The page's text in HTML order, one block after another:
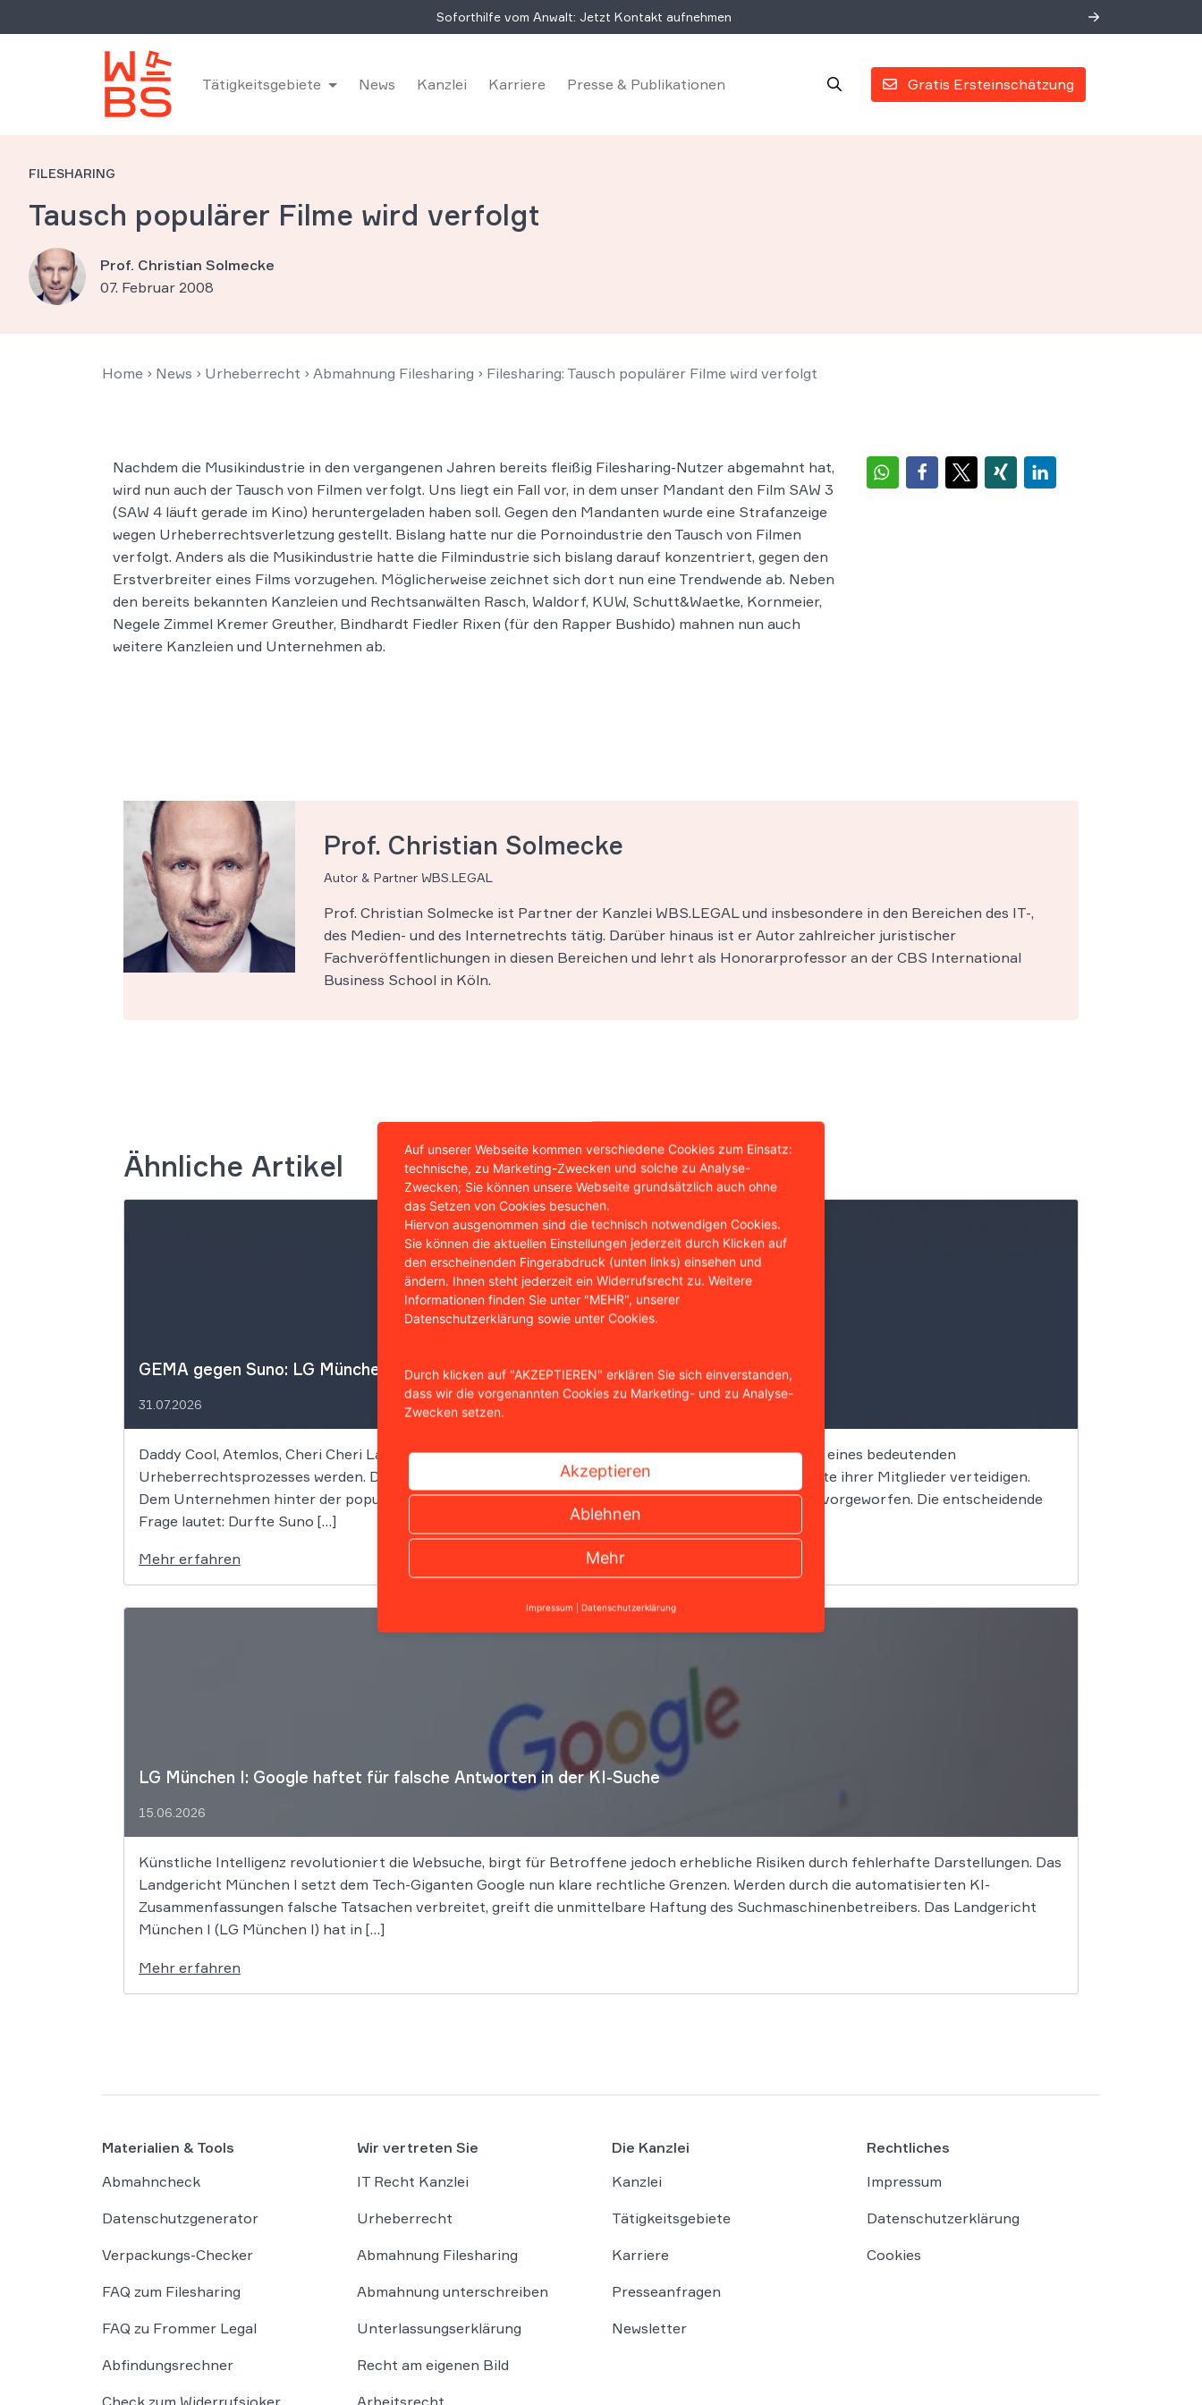
Soforthilfe vom Anwalt: Jetzt Kontakt aufnehmen
Gratis Ersteinschätzung
Tätigkeitsgebiete News Kanzlei Karriere Presse & Publikationen
FILESHARING
Tausch populärer Filme wird verfolgt
Prof. Christian Solmecke
07. Februar 2008
Home › News › Urheberrecht › Abmahnung Filesharing › Filesharing: Tausch populärer Filme wird verfolgt
Nachdem die Musikindustrie in den vergangenen Jahren bereits fleißig Filesharing-Nutzer abgemahnt hat,
wird nun auch der Tausch von Filmen verfolgt. Uns liegt ein Fall vor, in dem unser Mandant den Film SAW 3
(SAW 4 läuft gerade im Kino) heruntergeladen haben soll. Gegen den Mandanten wurde eine Strafanzeige
wegen Urheberrechtsverletzung gestellt. Bislang hatte nur die Pornoindustrie den Tausch von Filmen
verfolgt. Anders als die Musikindustrie hatte die Filmindustrie sich bislang darauf konzentriert, gegen den
Erstverbreiter eines Films vorzugehen. Möglicherweise zeichnet sich dort nun eine Trendwende ab. Neben
den bereits bekannten Kanzleien und Rechtsanwälten Rasch, Waldorf, KUW, Schutt&Waetke, Kornmeier,
Negele Zimmel Kremer Greuther, Bindhardt Fiedler Rixen (für den Rapper Bushido) mahnen nun auch
weitere Kanzleien und Unternehmen ab.
Prof. Christian Solmecke
Autor & Partner WBS.LEGAL
Prof. Christian Solmecke ist Partner der Kanzlei WBS.LEGAL und insbesondere in den Bereichen des IT-,
des Medien- und des Internetrechts tätig. Darüber hinaus ist er Autor zahlreicher juristischer
Fachveröffentlichungen in diesen Bereichen und lehrt als Honorarprofessor an der CBS International
Business School in Köln.
Ähnliche Artikel
GEMA gegen Suno: LG München I fällt wegweisendes Urteil
31.07.2026
Daddy Cool, Atemlos, Cheri Cheri Lady und viele weitere zeitlose Klassiker könnten nun zum Zentrum eines bedeutenden
Urheberrechtsprozesses werden. Die GEMA klagt gegen das KI-Unternehmen Suno und will die Rechte ihrer Mitglieder verteidigen.
Dem Unternehmen hinter der populären KI-Musik-App werden massive Urheberrechtsverletzungen vorgeworfen. Die entscheidende
Frage lautet: Durfte Suno […]
Mehr erfahren
LG München I: Google haftet für falsche Antworten in der KI-Suche
15.06.2026
Künstliche Intelligenz revolutioniert die Websuche, birgt für Betroffene jedoch erhebliche Risiken durch fehlerhafte Darstellungen. Das
Landgericht München I setzt dem Tech-Giganten Google nun klare rechtliche Grenzen. Werden durch die automatisierten KI-
Zusammenfassungen falsche Tatsachen verbreitet, greift die unmittelbare Haftung des Suchmaschinenbetreibers. Das Landgericht
München I (LG München I) hat in […]
Mehr erfahren
Materialien & Tools
Abmahncheck
Datenschutzgenerator
Verpackungs-Checker
FAQ zum Filesharing
FAQ zu Frommer Legal
Abfindungsrechner
Check zum Widerrufsjoker
Wir vertreten Sie
IT Recht Kanzlei
Urheberrecht
Abmahnung Filesharing
Abmahnung unterschreiben
Unterlassungserklärung
Recht am eigenen Bild
Arbeitsrecht
Die Kanzlei
Kanzlei
Tätigkeitsgebiete
Karriere
Presseanfragen
Newsletter
Rechtliches
Impressum
Datenschutzerklärung
Cookies
Auf unserer Webseite kommen verschiedene Cookies zum Einsatz:
technische, zu Marketing-Zwecken und solche zu Analyse-
Zwecken; Sie können unsere Webseite grundsätzlich auch ohne
das Setzen von Cookies besuchen.
Hiervon ausgenommen sind die technisch notwendigen Cookies.
Sie können die aktuellen Einstellungen jederzeit durch Klicken auf
den erscheinenden Fingerabdruck (unten links) einsehen und
ändern. Ihnen steht jederzeit ein Widerrufsrecht zu. Weitere
Informationen finden Sie unter "MEHR", unserer
Datenschutzerklärung sowie unter Cookies.
Durch klicken auf "AKZEPTIEREN" erklären Sie sich einverstanden,
dass wir die vorgenannten Cookies zu Marketing- und zu Analyse-
Zwecken setzen.
Akzeptieren
Ablehnen
Mehr
Impressum | Datenschutzerklärung